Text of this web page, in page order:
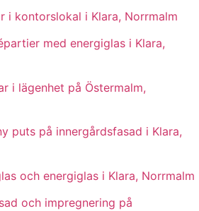
i kontorslokal i Klara, Norrmalm
med energiglas i Klara,
i lägenhet på Östermalm,
puts på innergårdsfasad i Klara,
och energiglas i Klara, Norrmalm
och impregnering på